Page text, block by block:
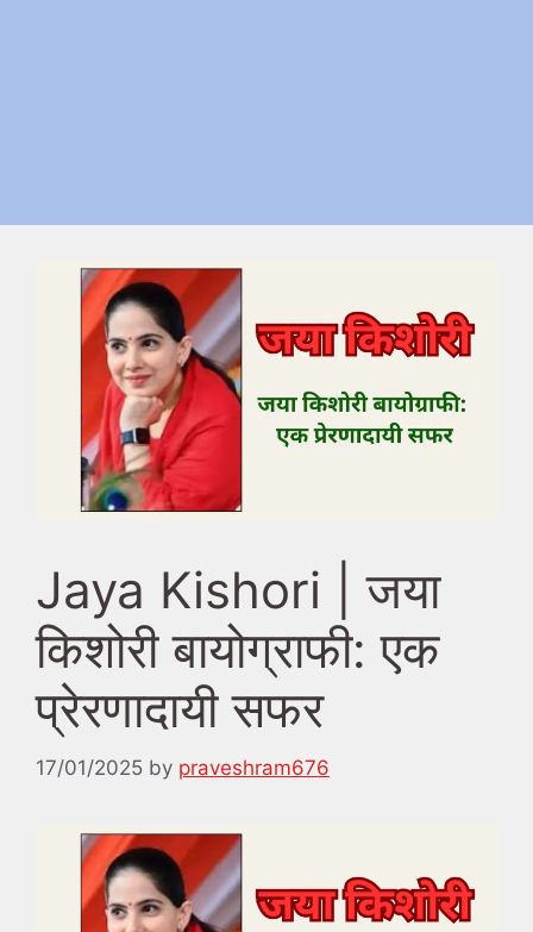
Jaya Kishori | जया
किशोरी बायोग्राफी: एक
प्रेरणादायी सफर
17/01/2025 by praveshram676